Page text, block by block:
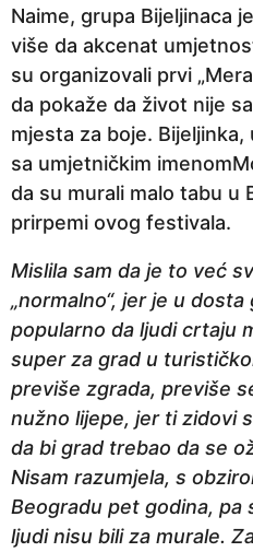
Naime, grupa Bijeljinaca
više da akcenat
su organizovali prvi
da pokaže da život nije
mjesta za boje.
sa umjetničkim
da su murali malo tabu u
prirpemi ovog festivala.
Mislila sam da je to već
„normalno“, jer je u
popularno da ljudi crtaju
super za grad u
previše zgrada, previše
nužno lijepe, jer ti zidovi
da bi grad trebao da se
Nisam razumjela, s
Beogradu pet godina, pa
ljudi nisu bili za murale.